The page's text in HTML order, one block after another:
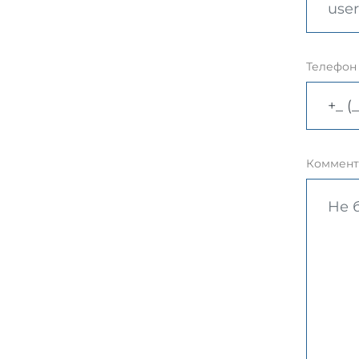
Телефон